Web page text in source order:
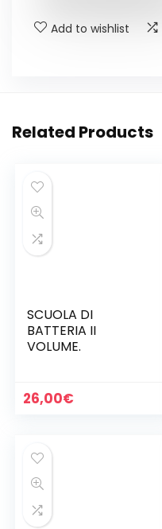
Add to wishlist
Related Products
SCUOLA DI
BATTERIA II
VOLUME.
26,00€